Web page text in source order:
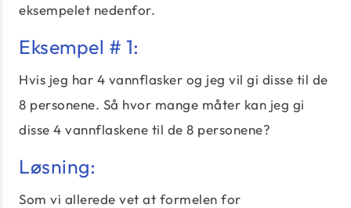
eksempelet nedenfor.
Eksempel # 1:
Hvis jeg har 4 vannflasker og jeg vil gi disse til de
8 personene. Så hvor mange måter kan jeg gi
disse 4 vannflaskene til de 8 personene?
Løsning:
Som vi allerede vet at formelen for